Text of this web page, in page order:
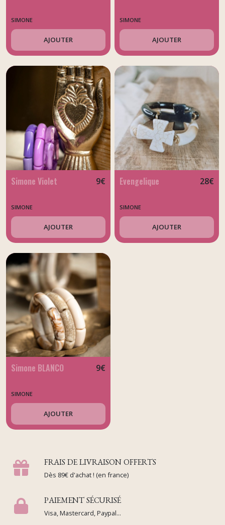
SIMONE
AJOUTER
SIMONE
AJOUTER
Simone Violet 9€
SIMONE
AJOUTER
Evengelique 28€
SIMONE
AJOUTER
Simone BLANCO 9€
SIMONE
AJOUTER
FRAIS DE LIVRAISON OFFERTS
Dès 89€ d'achat ! (en france)
PAIEMENT SÉCURISÉ
Visa, Mastercard, Paypal...